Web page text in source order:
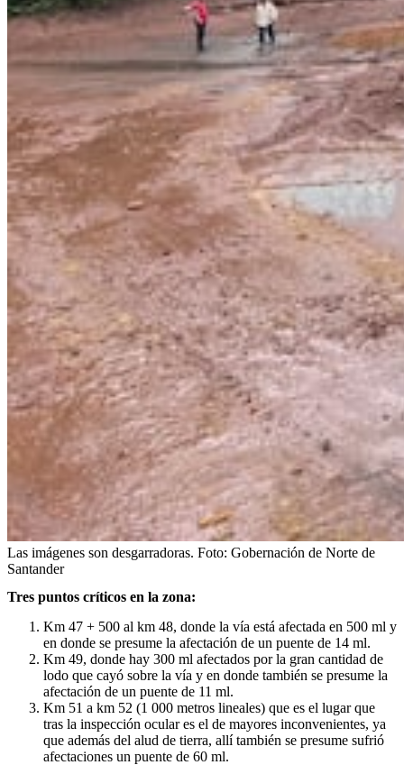
Las imágenes son desgarradoras. Foto: Gobernación de Norte de
Santander
Tres puntos críticos en la zona:
Km 47 + 500 al km 48, donde la vía está afectada en 500 ml y
en donde se presume la afectación de un puente de 14 ml.
Km 49, donde hay 300 ml afectados por la gran cantidad de
lodo que cayó sobre la vía y en donde también se presume la
afectación de un puente de 11 ml.
Km 51 a km 52 (1 000 metros lineales) que es el lugar que
tras la inspección ocular es el de mayores inconvenientes, ya
que además del alud de tierra, allí también se presume sufrió
afectaciones un puente de 60 ml.